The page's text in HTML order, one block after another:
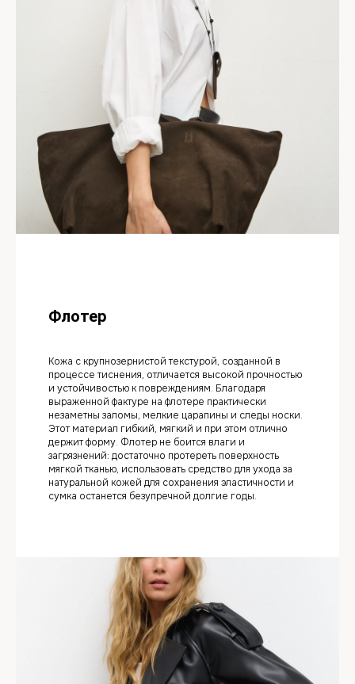
Флотер
Кожа с крупнозернистой текстурой, созданной в
процессе тиснения, отличается высокой прочностью
и устойчивостью к повреждениям. Благодаря
выраженной фактуре на флотере практически
незаметны заломы, мелкие царапины и следы носки.
Этот материал гибкий, мягкий и при этом отлично
держит форму. Флотер не боится влаги и
загрязнений: достаточно протереть поверхность
мягкой тканью, использовать средство для ухода за
натуральной кожей для сохранения эластичности и
сумка останется безупречной долгие годы.